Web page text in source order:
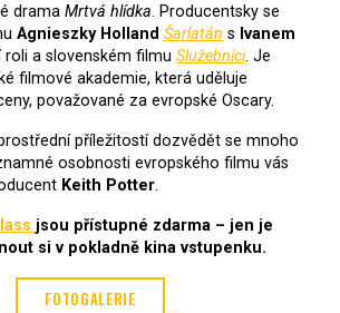
drama Mrtvá hlídka. Producentsky se
Agnieszky Holland Šarlatán s Ivanem
roli a slovenském filmu Služebníci. Je
filmové akademie, která uděluje
považované za evropské Oscary.
příležitostí dozvědět se mnoho
osobnosti evropského filmu vás
Keith Potter.
jsou přístupné zdarma – jen je
si v pokladně kina vstupenku.
FOTOGALERIE